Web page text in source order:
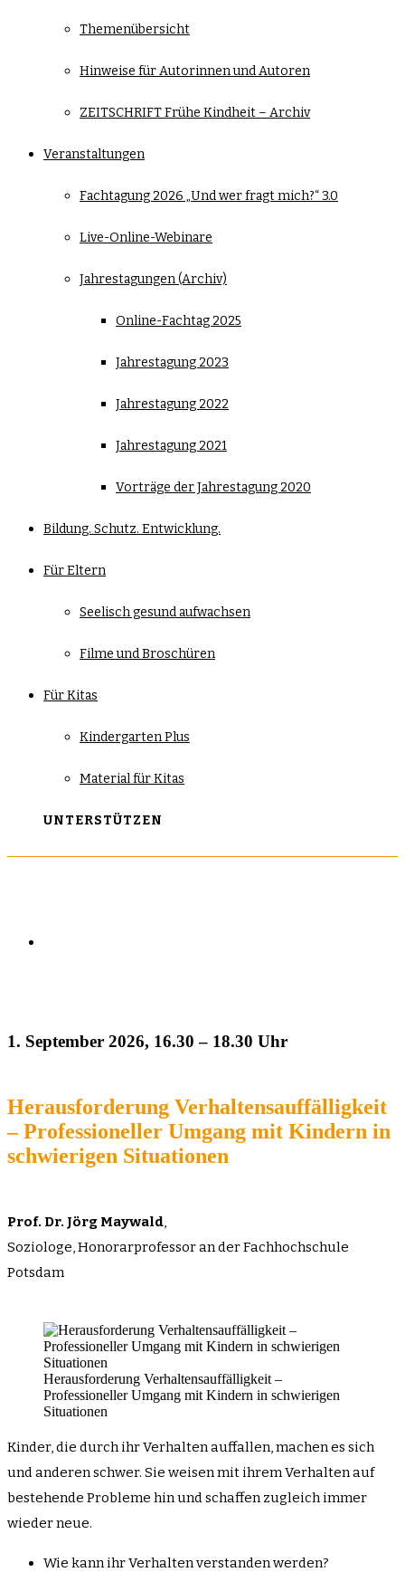
Themenübersicht
Hinweise für Autorinnen und Autoren
ZEITSCHRIFT Frühe Kindheit – Archiv
Veranstaltungen
Fachtagung 2026 „Und wer fragt mich?“ 3.0
Live-Online-Webinare
Jahrestagungen (Archiv)
Online-Fachtag 2025
Jahrestagung 2023
Jahrestagung 2022
Jahrestagung 2021
Vorträge der Jahrestagung 2020
Bildung. Schutz. Entwicklung.
Für Eltern
Seelisch gesund aufwachsen
Filme und Broschüren
Für Kitas
Kindergarten Plus
Material für Kitas
UNTERSTÜTZEN
1. September 2026, 16.30 – 18.30 Uhr
Herausforderung Verhaltensauffälligkeit
– Professioneller Umgang mit Kindern in
schwierigen Situationen
Prof. Dr. Jörg Maywald,
Soziologe, Honorarprofessor an der Fachhochschule
Potsdam
Herausforderung Verhaltensauffälligkeit –
Professioneller Umgang mit Kindern in schwierigen
Situationen
Kinder, die durch ihr Verhalten auffallen, machen es sich
und anderen schwer. Sie weisen mit ihrem Verhalten auf
bestehende Probleme hin und schaffen zugleich immer
wieder neue.
Wie kann ihr Verhalten verstanden werden?